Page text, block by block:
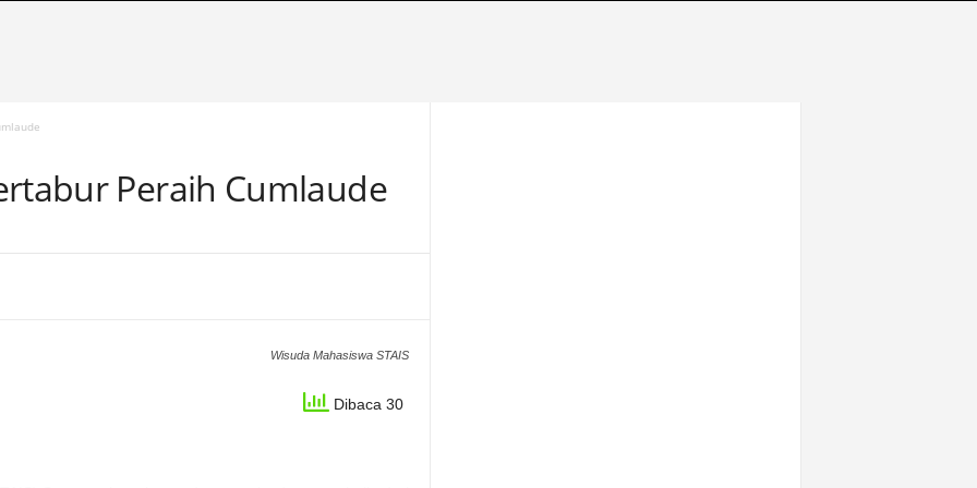
Peraih Cumlaude
Wisuda Mahasiswa STAIS
Dibaca 30